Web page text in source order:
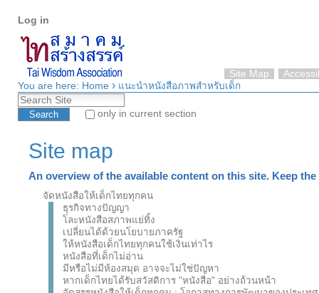
content.
Skip
to
navigation
Site Map
tools
Log in
You are here: Home › แนะนำหนังสือภาพสำหรับเด็ก
Search Site
only in current section
Site map
An overview of the available content on this site. Keep
จัดหนังสือให้เด็กไทยทุกคน
ธุรกิจทางปัญญา
โละหนังสือสภาพแย่ทิ้ง
เปลี่ยนได้ด้วยนโยบายภาครัฐ
ให้หนังสือเด็กไทยทุกคนใช้เงินเท่าไร
หนังสือที่เด็กไม่อ่าน
มีหรือไม่มีห้องสมุด อาจจะไม่ใช่ปัญหา
หากเด็กไทยได้รับสวัสดิการ "หนังสือ" อย่างถ้วนหน้า